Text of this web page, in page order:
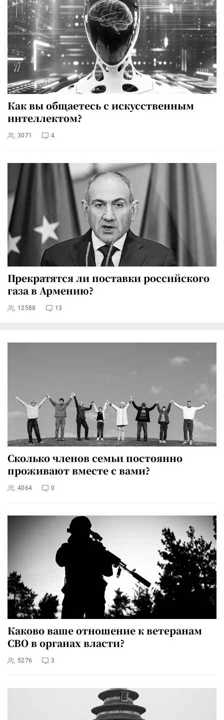
Как вы общаетесь с искусственным
интеллектом?
3071 4
Прекратятся ли поставки российского
газа в Армению?
12588 13
Сколько членов семьи постоянно
проживают вместе с вами?
4064 0
Каково ваше отношение к ветеранам
СВО в органах власти?
5276 3